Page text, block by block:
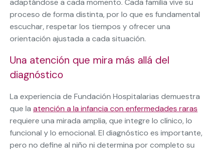
adaptándose a cada momento. Cada familia vive su
proceso de forma distinta, por lo que es fundamental
escuchar, respetar los tiempos y ofrecer una
orientación ajustada a cada situación.
Una atención que mira más allá del
diagnóstico
La experiencia de Fundación Hospitalarias demuestra
que la atención a la infancia con enfermedades raras
requiere una mirada amplia, que integre lo clínico, lo
funcional y lo emocional. El diagnóstico es importante,
pero no define al niño ni determina por completo su